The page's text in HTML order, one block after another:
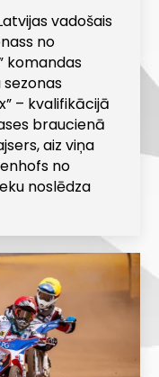
vadošais
no
komandas
– kvalifikācijā
braucienā
aiz viņa
no
noslēdza